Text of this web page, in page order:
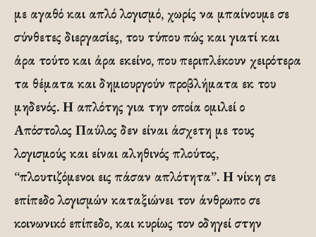
με αγαθό και απλό λογισμό, χωρίς να μπαίνουμε σε
σύνθετες διεργασίες, του τύπου πώς και γιατί και
άρα τούτο και άρα εκείνο, που περιπλέκουν χειρότερα
τα θέματα και δημιουργούν προβλήματα εκ του
μηδενός. Η απλότης για την οποία ομιλεί ο
Απόστολος Παύλος δεν είναι άσχετη με τους
λογισμούς και είναι αληθινός πλούτος,
“πλουτιζόμενοι εις πάσαν απλότητα”. Η νίκη σε
επίπεδο λογισμών καταξιώνει τον άνθρωπο σε
κοινωνικό επίπεδο, και κυρίως τον οδηγεί στην